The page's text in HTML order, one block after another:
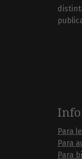
Para
Para
Para